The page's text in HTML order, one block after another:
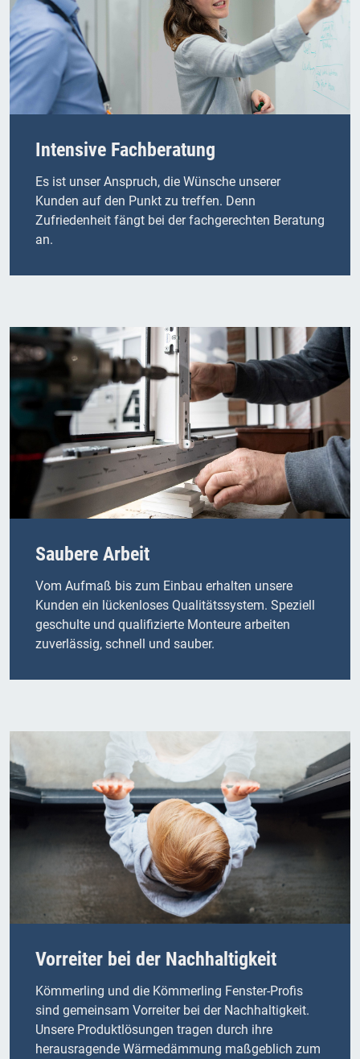
Intensive Fachberatung
Es ist unser Anspruch, die Wünsche unserer
Kunden auf den Punkt zu treffen. Denn
Zufriedenheit fängt bei der fachgerechten Beratung
an.
Saubere Arbeit
Vom Aufmaß bis zum Einbau erhalten unsere
Kunden ein lückenloses Qualitätssystem. Speziell
geschulte und qualifizierte Monteure arbeiten
zuverlässig, schnell und sauber.
Vorreiter bei der Nachhaltigkeit
Kömmerling und die Kömmerling Fenster-Profis
sind gemeinsam Vorreiter bei der Nachhaltigkeit.
Unsere Produktlösungen tragen durch ihre
herausragende Wärmedämmung maßgeblich zum